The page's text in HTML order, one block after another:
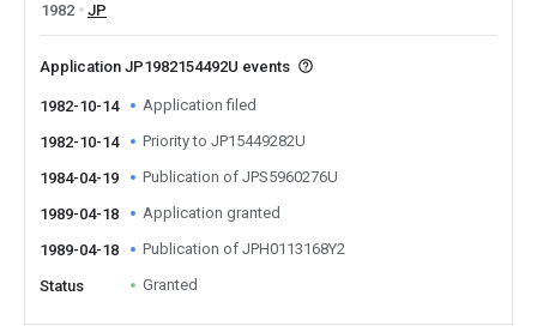
1982
JP
Application JP1982154492U events
1982-10-14 Application filed
1982-10-14 Priority to JP15449282U
1984-04-19 Publication of JPS5960276U
1989-04-18 Application granted
1989-04-18 Publication of JPH0113168Y2
Status Granted